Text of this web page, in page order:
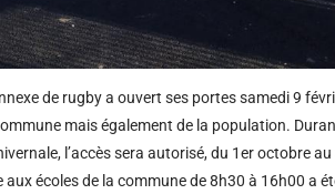
de rugby a ouvert ses portes samedi 9
mais également de la population.
l’accès sera autorisé, du 1er octobre
écoles de la commune de 8h30 à 16h00 a